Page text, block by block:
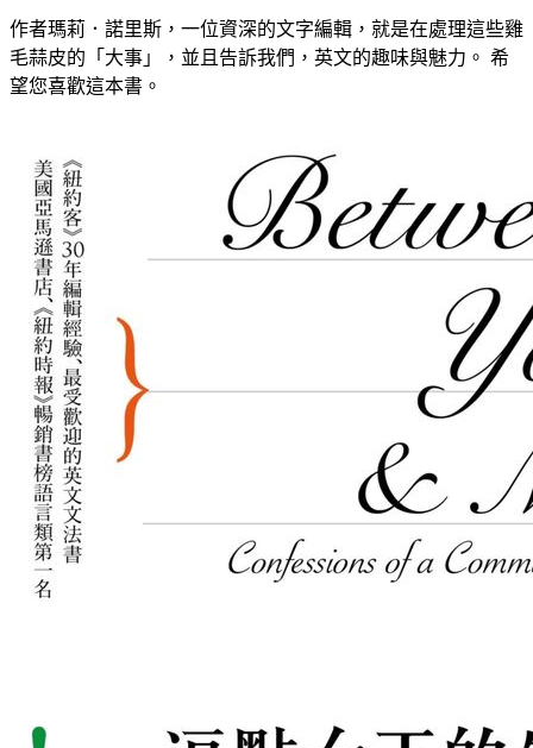
作者瑪莉．諾里斯，一位資深的文字編輯，就是在處理這些雞
毛蒜皮的「大事」，並且告訴我們，英文的趣味與魅力。 希
望您喜歡這本書。